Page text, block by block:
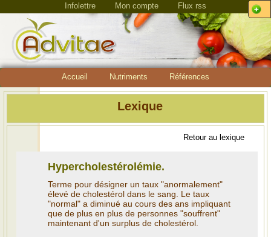
Infolettre Mon compte Flux rss
Accueil Nutriments Références
Lexique
Retour au lexique
Hypercholestérolémie.
Terme pour désigner un taux "anormalement"
élevé de cholestérol dans le sang. Le taux
"normal" a diminué au cours des ans impliquant
que de plus en plus de personnes "souffrent"
maintenant d'un surplus de cholestérol.